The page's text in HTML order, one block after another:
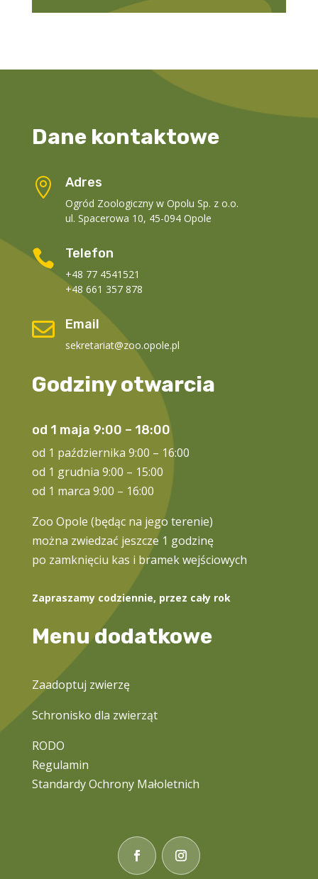
Dane kontaktowe
 Adres
Ogród Zoologiczny w Opolu Sp. z o.o.
ul. Spacerowa 10, 45-094 Opole
 Telefon
+48 77 4541521
+48 661 357 878
 Email
sekretariat@zoo.opole.pl
Godziny otwarcia
od 1 maja 9:00 – 18:00
od 1 października 9:00 – 16:00
od 1 grudnia 9:00 – 15:00
od 1 marca 9:00 – 16:00
Zoo Opole (będąc na jego terenie)
można zwiedzać jeszcze 1 godzinę
po zamknięciu kas i bramek wejściowych
Zapraszamy codziennie, przez cały rok
Menu dodatkowe
Zaadoptuj zwierzę
Schronisko dla zwierząt
RODO
Regulamin
Standardy Ochrony Małoletnich